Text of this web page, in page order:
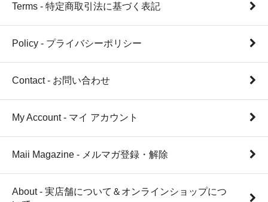
Terms - 特定商取引法に基づく表記
Policy - プライバシーポリシー
Contact - お問い合わせ
My Account - マイ アカウント
Maii Magazine - メルマガ登録・解除
About - 実店舗について＆オンラインショップにつ